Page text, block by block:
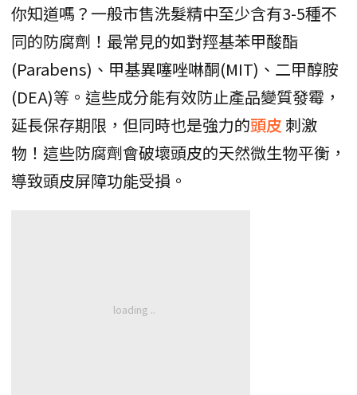
你知道嗎？一般市售洗髮精中至少含有3-5種不
同的防腐劑！最常見的如對羥基苯甲酸酯
(Parabens)、甲基異噻唑啉酮(MIT)、二甲醇胺
(DEA)等。這些成分能有效防止產品變質發霉，
延長保存期限，但同時也是強力的頭皮刺激
物！這些防腐劑會破壞頭皮的天然微生物平衡，
導致頭皮屏障功能受損。